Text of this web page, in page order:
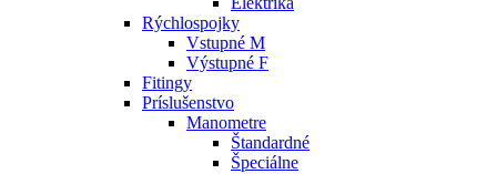
Rýchlospojky
Vstupné M
Výstupné F
Fitingy
Príslušenstvo
Manometre
Štandardné
Špeciálne